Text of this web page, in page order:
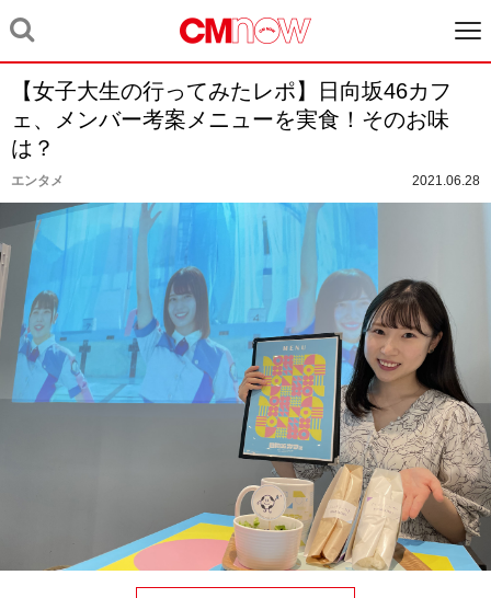
【女子大生の行ってみたレポ】日向坂46カフ
ェ、メンバー考案メニューを実食！そのお味
は？
エンタメ 2021.06.28